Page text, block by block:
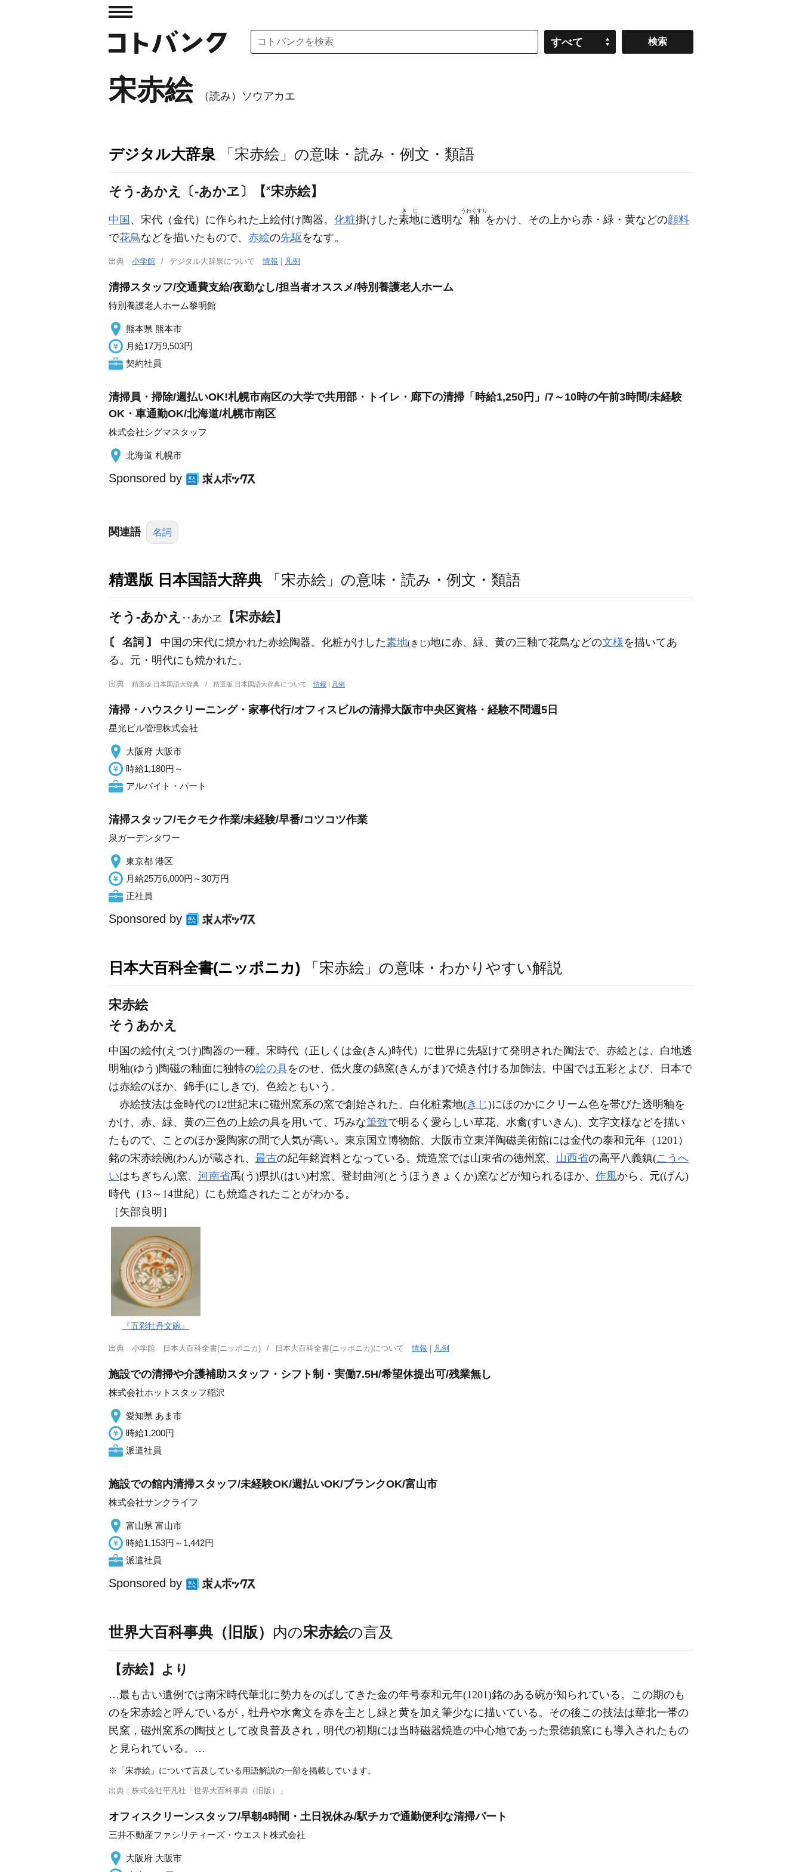
すべて
宋赤絵 （読み）ソウアカエ
デジタル大辞泉 「宋赤絵」の意味・読み・例文・類語
そう‐あかえ〔‐あかヱ〕【 ×宋赤絵】
中国 、宋代（金代）に作られた上絵付け陶器。 化粧掛けした素地
きじ
に透明な 釉
うわぐすり
をかけ、その上から赤・緑・黄などの顔料
で花鳥などを描いたもので、 赤絵の先駆をなす。
出典 小学館 デジタル大辞泉について情報 凡例
清掃スタッフ/交通費支給/夜勤なし/担当者オススメ/特別養護老人ホーム
特別養護老人ホーム黎明館
熊本県 熊本市
月給17万9,503円
契約社員
清掃員・掃除/週払いOK!札幌市南区の大学で共用部・トイレ・廊下の清掃「時給1,250円」/7～10時の午前3時間/未経験
OK・車通勤OK/北海道/札幌市南区
株式会社シグマスタッフ
北海道 札幌市
Sponsored by
関連語 名詞
精選版 日本国語大辞典 「宋赤絵」の意味・読み・例文・類語
そう‐あかえ ‥あかヱ 【宋赤絵】
〘 名詞 〙 中国の宋代に焼かれた赤絵陶器。化粧がけした素地(きじ)地に赤、緑、黄の三釉で花鳥などの文様を描いてあ
る。元・明代にも焼かれた。
出典 精選版 日本国語大辞典 精選版 日本国語大辞典について情報 | 凡例
清掃・ハウスクリーニング・家事代行/オフィスビルの清掃大阪市中央区資格・経験不問週5日
星光ビル管理株式会社
大阪府 大阪市
時給1,180円～
アルバイト・パート
清掃スタッフ/モクモク作業/未経験/早番/コツコツ作業
泉ガーデンタワー
東京都 港区
月給25万6,000円～30万円
正社員
Sponsored by
日本大百科全書(ニッポニカ) 「宋赤絵」の意味・わかりやすい解説
宋赤絵
そうあかえ
中国の絵付(えつけ)陶器の一種。宋時代（正しくは金(きん)時代）に世界に先駆けて発明された陶法で、赤絵とは、白地透
明釉(ゆう)陶磁の釉面に独特の絵の具をのせ、低火度の錦窯(きんがま)で焼き付ける加飾法。中国では五彩とよび、日本で
は赤絵のほか、錦手(にしきで)、色絵ともいう。
赤絵技法は金時代の12世紀末に磁州窯系の窯で創始された。白化粧素地(きじ)にほのかにクリーム色を帯びた透明釉を
かけ、赤、緑、黄の三色の上絵の具を用いて、巧みな筆致で明るく愛らしい草花、水禽(すいきん)、文字文様などを描い
たもので、ことのほか愛陶家の間で人気が高い。東京国立博物館、大阪市立東洋陶磁美術館には金代の泰和元年（1201）
銘の宋赤絵碗(わん)が蔵され、 最古の紀年銘資料となっている。焼造窯では山東省の徳州窯、 山西省の高平八義鎮(こうへ
いはちぎちん)窯、 河南省禹(う)県扒(はい)村窯、登封曲河(とうほうきょくか)窯などが知られるほか、 作風から、元(げん)
時代（13～14世紀）にも焼造されたことがわかる。
［矢部良明］
『五彩牡丹文碗』
出典 小学館 日本大百科全書(ニッポニカ) 日本大百科全書(ニッポニカ)について情報 凡例
施設での清掃や介護補助スタッフ・シフト制・実働7.5H/希望休提出可/残業無し
株式会社ホットスタッフ稲沢
愛知県 あま市
時給1,200円
派遣社員
施設での館内清掃スタッフ/未経験OK/週払いOK/ブランクOK/富山市
株式会社サンクライフ
富山県 富山市
時給1,153円～1,442円
派遣社員
Sponsored by
世界大百科事典（旧版） 内の宋赤絵の言及
【赤絵】より
…最も古い遺例では南宋時代華北に勢力をのばしてきた金の年号泰和元年(1201)銘のある碗が知られている。この期のも
のを宋赤絵と呼んでいるが，牡丹や水禽文を赤を主とし緑と黄を加え筆少なに描いている。その後この技法は華北一帯の
民窯，磁州窯系の陶技として改良普及され，明代の初期には当時磁器焼造の中心地であった景徳鎮窯にも導入されたもの
と見られている。…
※「宋赤絵」について言及している用語解説の一部を掲載しています。
出典｜ 株式会社平凡社「世界大百科事典（旧版）」
オフィスクリーンスタッフ/早朝4時間・土日祝休み/駅チカで通勤便利な清掃パート
三井不動産ファシリティーズ・ウエスト株式会社
大阪府 大阪市